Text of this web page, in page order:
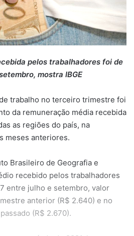
pelos trabalhadores foi de
mostra IBGE
trabalho no terceiro trimestre foi
da remuneração média recebida
as regiões do país, na
meses anteriores.
Brasileiro de Geografia e
recebido pelos trabalhadores
entre julho e setembro, valor
anterior (R$ 2.640) e no
(R$ 2.670).